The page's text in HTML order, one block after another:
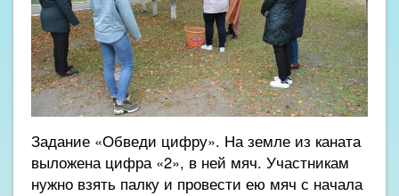
Задание «Обведи цифру». На земле из каната
выложена цифра «2», в ней мяч. Участникам
нужно взять палку и провести ею мяч с начала